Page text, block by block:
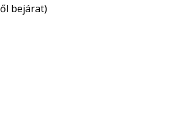
bejárat)